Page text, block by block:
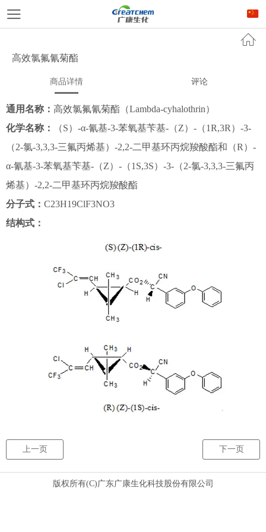
高效氯氟氰菊酯
商品详情 评论
通用名称： 高效氯氟氰菊酯（Lambda-cyhalothrin）
化学名称：
（S）-α-氰基-3-苯氧基苄基-（Z）-（1R,3R）-3-
（2-氯-3,3,3-三氟丙烯基）-2,2-二甲基环丙烷羧酸酯和（R）-
α-氰基-3-苯氧基苄基-（Z）-（1S,3S）-3-（2-氯-3,3,3-三氟丙
烯基）-2,2-二甲基环丙烷羧酸酯
分子式： C23H19ClF3NO3
结构式：
上一页 下一页
版权所有(C)广东广康生化科技股份有限公司